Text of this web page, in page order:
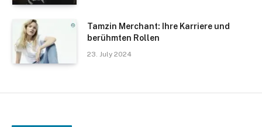
Tamzin Merchant: Ihre Karriere und
berühmten Rollen
23. July 2024